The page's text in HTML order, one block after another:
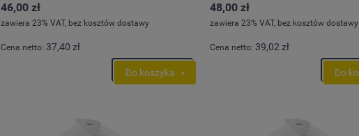
46,00 zł
zawiera 23% VAT, bez kosztów dostawy
Cena netto: 37,40 zł
Do koszyka
48,00 zł
zawiera 23% VAT, bez kosztów dostawy
Cena netto: 39,02 zł
Do